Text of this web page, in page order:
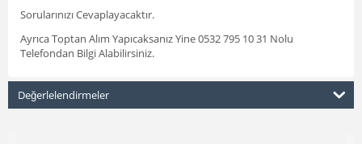
Sorularınızı Cevaplayacaktır.
Ayrıca Toptan Alım Yapıcaksanız Yine 0532 795 10 31 Nolu
Telefondan Bilgi Alabilirsiniz.
Değerlelendirmeler